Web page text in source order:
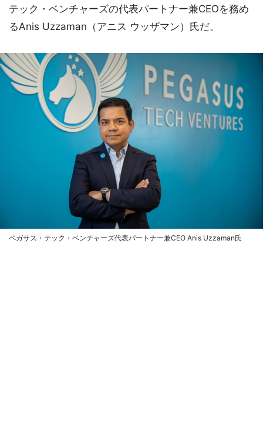
テック・ベンチャーズの代表パートナー兼CEOを務め
るAnis Uzzaman（アニス ウッザマン）氏だ。
ペガサス・テック・ベンチャーズ代表パートナー兼CEO Anis Uzzaman氏